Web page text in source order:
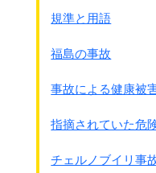
朝鮮半島は北と南に分か
朝鮮半島の日本軍部武
朝鮮総督府に打電したこ
占領することが分かっ
38度線が出来たのきっ
規準と用語
福島の事故
事故による健康被
指摘されていた危
チェルノブイリ事